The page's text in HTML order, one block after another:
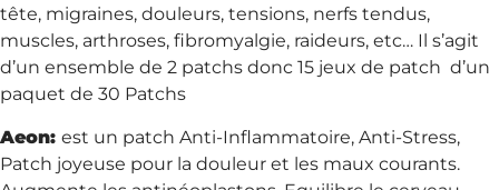
tête, migraines, douleurs, tensions, nerfs tendus,
muscles, arthroses, fibromyalgie, raideurs, etc… Il s’agit
d’un ensemble de 2 patchs donc 15 jeux de patch d’un
paquet de 30 Patchs
Aeon: est un patch Anti-Inflammatoire, Anti-Stress,
Patch joyeuse pour la douleur et les maux courants.